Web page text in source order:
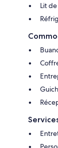
Lit